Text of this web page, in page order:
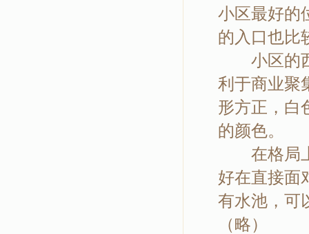
小区最好的
的入口也比
小区的西
利于商业聚
形方正，白
的颜色。
在格局上
好在直接面
有水池，可
（略）